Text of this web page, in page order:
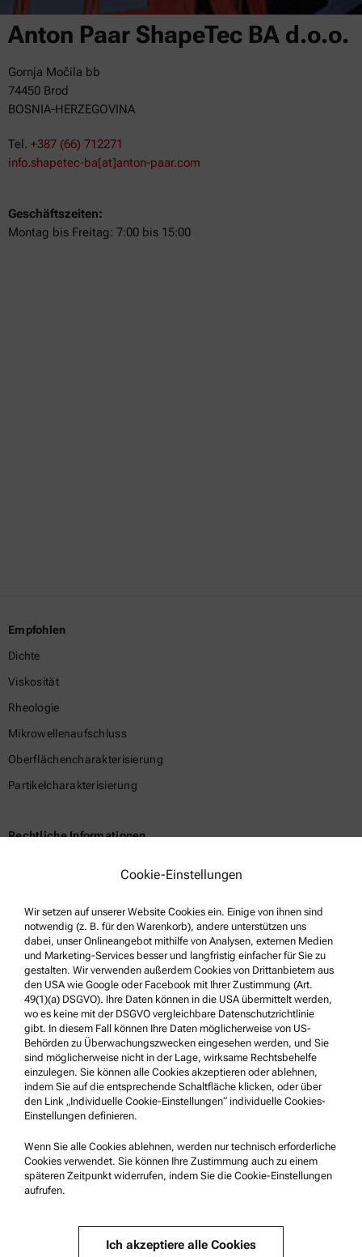
Anton Paar ShapeTec BA d.o.o.
Gornja Močila bb
74450 Brod
BOSNIA-HERZEGOVINA
Tel. +387 (66) 712271
info.shapetec-ba[at]anton-paar.com
Geschäftszeiten:
Montag bis Freitag: 7:00 bis 15:00
Empfohlen
Dichte
Viskosität
Rheologie
Mikrowellenaufschluss
Oberflächencharakterisierung
Partikelcharakterisierung
Rechtliche Informationen
Impressum
Nutzungsbedingungen
Markennamen
Hinweisgebersystem
Service & Support
Anton Paar Certified Service
Sicherheitsbestätigung
Anton Paar Technical Centers
Kontaktieren Sie uns
Unternehmensinformation
Cookie-Einstellungen
Wir setzen auf unserer Website Cookies ein. Einige von ihnen sind
notwendig (z. B. für den Warenkorb), andere unterstützen uns
dabei, unser Onlineangebot mithilfe von Analysen, externen Medien
und Marketing-Services besser und langfristig einfacher für Sie zu
gestalten. Wir verwenden außerdem Cookies von Drittanbietern aus
den USA wie Google oder Facebook mit Ihrer Zustimmung (Art.
49(1)(a) DSGVO). Ihre Daten können in die USA übermittelt werden,
wo es keine mit der DSGVO vergleichbare Datenschutzrichtlinie
gibt. In diesem Fall können Ihre Daten möglicherweise von US-
Behörden zu Überwachungszwecken eingesehen werden, und Sie
sind möglicherweise nicht in der Lage, wirksame Rechtsbehelfe
einzulegen. Sie können alle Cookies akzeptieren oder ablehnen,
indem Sie auf die entsprechende Schaltfläche klicken, oder über
den Link „Individuelle Cookie-Einstellungen“ individuelle Cookies-
Einstellungen definieren.
Wenn Sie alle Cookies ablehnen, werden nur technisch erforderliche
Cookies verwendet. Sie können Ihre Zustimmung auch zu einem
späteren Zeitpunkt widerrufen, indem Sie die Cookie-Einstellungen
aufrufen.
Ich akzeptiere alle Cookies